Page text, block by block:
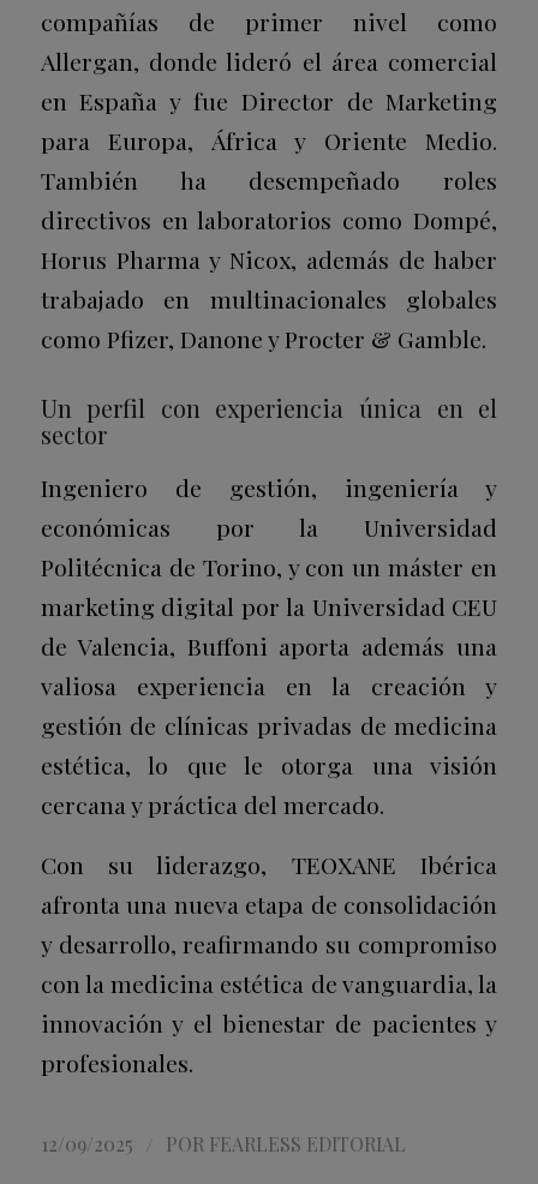
compañías de primer nivel como
Allergan, donde lideró el área comercial
en España y fue Director de Marketing
para Europa, África y Oriente Medio.
También ha desempeñado roles
directivos en laboratorios como Dompé,
Horus Pharma y Nicox, además de haber
trabajado en multinacionales globales
como Pfizer, Danone y Procter & Gamble.
Un perfil con experiencia única en el
sector
Ingeniero de gestión, ingeniería y
económicas por la Universidad
Politécnica de Torino, y con un máster en
marketing digital por la Universidad CEU
de Valencia, Buffoni aporta además una
valiosa experiencia en la creación y
gestión de clínicas privadas de medicina
estética, lo que le otorga una visión
cercana y práctica del mercado.
Con su liderazgo, TEOXANE Ibérica
afronta una nueva etapa de consolidación
y desarrollo, reafirmando su compromiso
con la medicina estética de vanguardia, la
innovación y el bienestar de pacientes y
profesionales.
12/09/2025 POR FEARLESS EDITORIAL